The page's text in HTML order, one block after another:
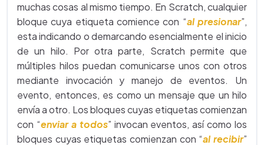
muchas cosas al mismo tiempo. En Scratch, cualquier
bloque cuya etiqueta comience con “al presionar”,
esta indicando o demarcando esencialmente el inicio
de un hilo. Por otra parte, Scratch permite que
múltiples hilos puedan comunicarse unos con otros
mediante invocación y manejo de eventos. Un
evento, entonces, es como un mensaje que un hilo
envía a otro. Los bloques cuyas etiquetas comienzan
con “enviar a todos” invocan eventos, así como los
bloques cuyas etiquetas comienzan con “al recibir”